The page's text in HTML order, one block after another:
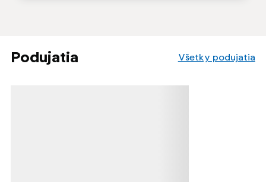
Podujatia Všetky podujatia